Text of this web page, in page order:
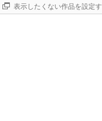
表示したくない作品を設定